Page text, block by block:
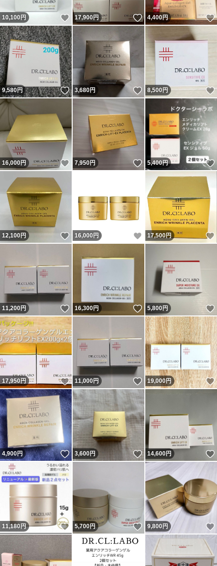
10,100 円 いいね！
17,900円 いいね！
4,400円
9,580円 いいね！
3,680円 いいね！
8,500円
16,000円 いいね！
7,950円 いいね！
5,400円
12,100円 いいね！
16,000 円 いいね！
17,500円
11,200円 いいね！
16,300円 いいね！
5,800円
17,950円 いいね！
11,000円 いいね！
19,000円
4,900円 いいね！
3,600円 いいね！
14,600円
11,180円 いいね！
5,700円 いいね！
9,800円